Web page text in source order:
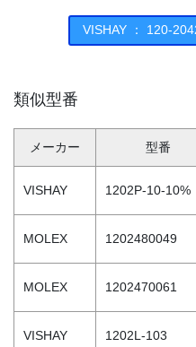
VISHAY ： 120-
類似型番
メーカー 型番
VISHAY 1202P-10-10%
MOLEX 1202480049
MOLEX 1202470061
VISHAY 1202L-103